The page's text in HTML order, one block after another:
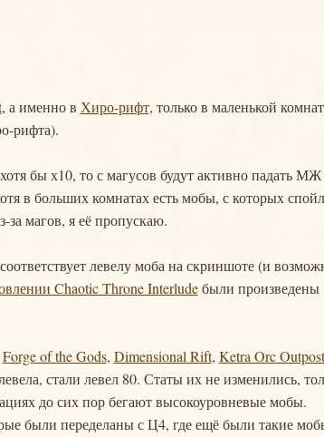
, а именно в Хиро-рифт, только в маленькой
рифта).
бы х10, то с магусов будут активно падать МЖ
в больших комнатах есть мобы, с которых
за магов, я её пропускаю.
левелу моба на скриншоте (и
Chaotic Throne Interludeбыли произведены
Forge of the Gods, Dimensional Rift, Ketra Orc Outpost
стали левел 80. Статы их не изменились,
до сих пор бегают высокоуровневые мобы.
были переделаны с Ц4, где ещё были такие